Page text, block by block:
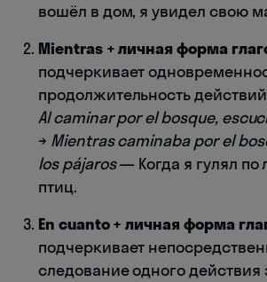
вошёл в дом, я увидел свою
Mientras + личная форма
подчеркивает
продолжительность
Al caminar por el bosque,
→ Mientras caminaba por el
los pájaros— Когда я гулял по
птиц.
En cuanto + личная форма
подчеркивает
следование одного действия